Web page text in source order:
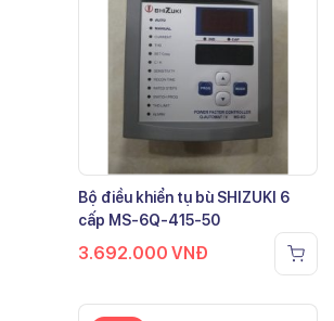
Bộ điều khiển tụ bù SHIZUKI 6
cấp MS-6Q-415-50
3.692.000 VNĐ